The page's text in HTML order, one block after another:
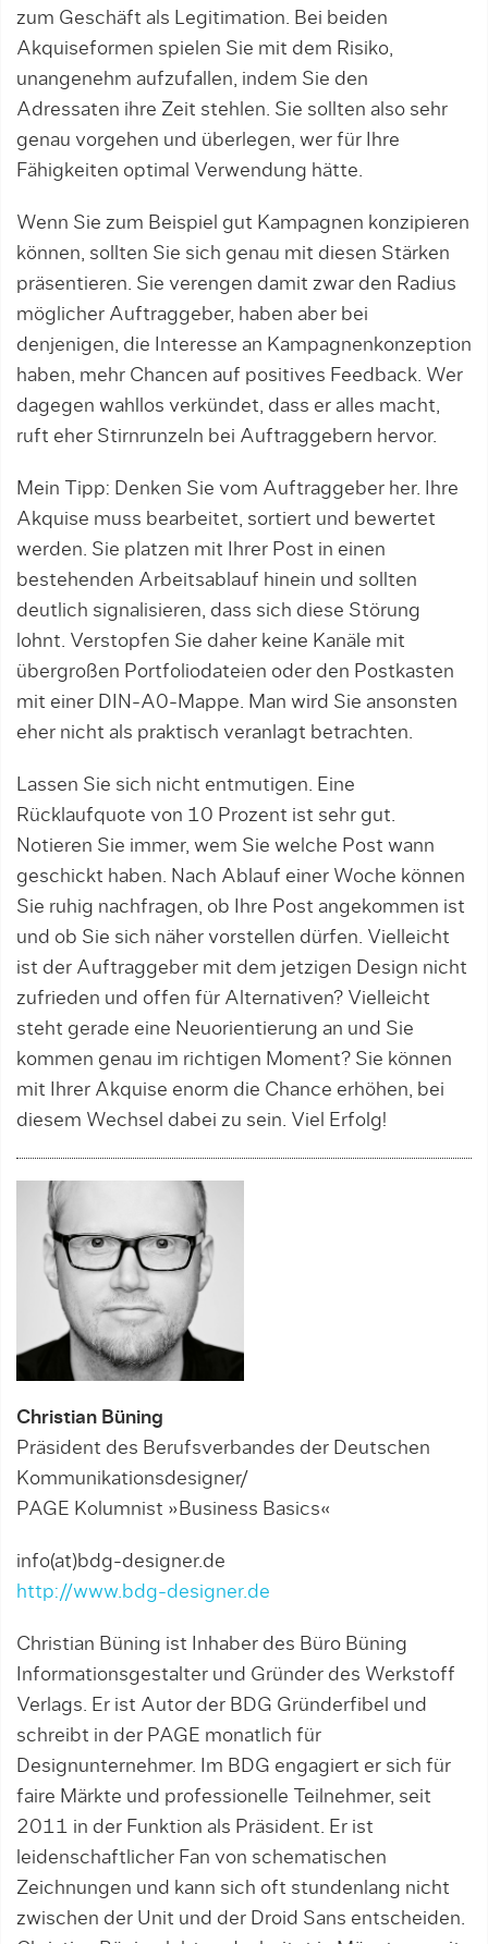
zum Geschäft als Legitimation. Bei beiden
Akquiseformen spielen Sie mit dem Ri­siko,
unangenehm aufzufallen, indem Sie den
Adressaten ihre Zeit stehlen. Sie sollten also sehr
genau vorgehen und überlegen, wer für Ihre
Fähigkei­ten optimal Verwendung hätte.
Wenn Sie zum Beispiel gut Kampagnen konzipieren
können, sollten Sie sich genau mit diesen Stärken
präsentieren. Sie verengen damit zwar den Ra­dius
möglicher Auftraggeber, haben aber bei
denjenigen, die Interesse an Kampagnenkonzeption
haben, mehr Chancen auf positives Feedback. Wer
dagegen wahllos verkündet, dass er alles macht,
ruft eher Stirnrunzeln bei Auftraggebern hervor.
Mein Tipp: Denken Sie vom Auftrag­geber her. Ihre
Akquise muss bearbeitet, sortiert und bewertet
werden. Sie platzen mit Ihrer Post in einen
bestehenden Arbeitsablauf hinein und soll­ten
deutlich signalisieren, dass sich die­se Störung
lohnt. Verstopfen Sie daher keine Kanäle mit
übergroßen Port­fo­lio­dateien oder den Postkasten
mit einer DIN-A0-Mappe. Man wird Sie ansons­ten
eher nicht als praktisch veranlagt betrachten.
Lassen Sie sich nicht entmutigen. Eine
Rücklaufquote von 10 Prozent ist sehr gut.
Notieren Sie immer, wem Sie welche Post wann
geschickt haben. Nach Ablauf einer Woche können
Sie ruhig nachfragen, ob Ihre Post angekommen ist
und ob Sie sich näher vorstellen dürfen. Vielleicht
ist der Auftrag­geber mit dem jetzigen Design nicht
zufrieden und offen für Alternativen? Vielleicht
steht gerade eine Neuorientierung an und Sie
kommen genau im richtigen Moment? Sie können
mit Ihrer Akquise enorm die Chance erhöhen, bei
diesem Wechsel dabei zu sein. Viel Erfolg!
Christian Büning
Präsident des Berufsverbandes der Deutschen
Kommunikationsdesigner/
PAGE Kolumnist »Business Basics«
info(at)bdg-designer.de
http://www.bdg-designer.de
Christian Büning ist Inhaber des Büro Büning
Informationsgestalter und Gründer des Werkstoff
Verlags. Er ist Autor der BDG Gründerfibel und
schreibt in der PAGE monatlich für
Designunternehmer. Im BDG engagiert er sich für
faire Märkte und professionelle Teilnehmer, seit
2011 in der Funktion als Präsident. Er ist
leidenschaftlicher Fan von schematischen
Zeichnungen und kann sich oft stundenlang nicht
zwischen der Unit und der Droid Sans entscheiden.